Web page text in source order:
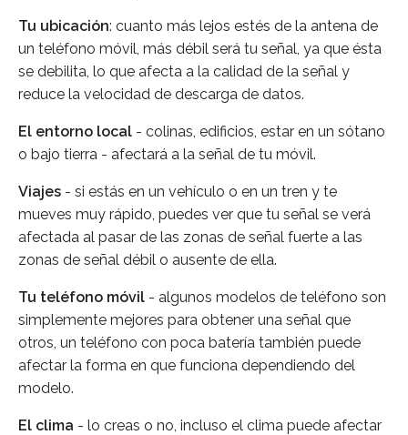
Tu ubicación: cuanto más lejos estés de la antena de
un teléfono móvil, más débil será tu señal, ya que ésta
se debilita, lo que afecta a la calidad de la señal y
reduce la velocidad de descarga de datos.
El entorno local - colinas, edificios, estar en un sótano
o bajo tierra - afectará a la señal de tu móvil.
Viajes - si estás en un vehículo o en un tren y te
mueves muy rápido, puedes ver que tu señal se verá
afectada al pasar de las zonas de señal fuerte a las
zonas de señal débil o ausente de ella.
Tu teléfono móvil - algunos modelos de teléfono son
simplemente mejores para obtener una señal que
otros, un teléfono con poca batería también puede
afectar la forma en que funciona dependiendo del
modelo.
El clima - lo creas o no, incluso el clima puede afectar